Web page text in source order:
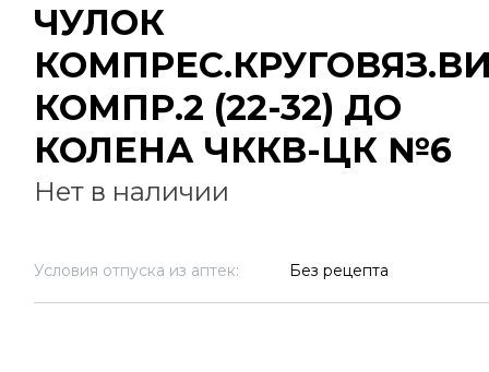
ЧУЛОК
КОМПР.2 (22-32) ДО
КОЛЕНА ЧККВ-ЦК №6
Нет в наличии
Условия отпуска из аптек: Без рецепта